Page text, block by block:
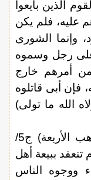
الذين بايعوا
عليه، فلم يكن
وإنما الشورى
على رجل وسموه
أمرهم خارج
فإن أبى قاتلوه
الله ما تولى)
وجاء في كتاب (الفقه على المذاهب الأربعة) ج5/
تنعقد ببيعة أهل
ووجوه الناس